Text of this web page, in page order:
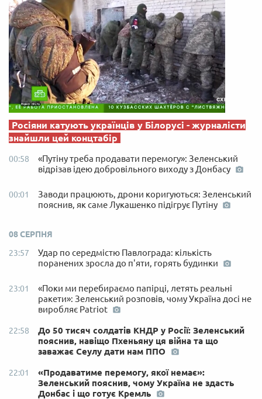
Росіяни катують українців у Білорусі - журналісти
знайшли цей концтабір
00:58
«Путіну треба продавати перемогу»: Зеленський
відрізав ідею добровільного виходу з Донбасу
00:01
Заводи працюють, дрони коригуються: Зеленський
пояснив, як саме Лукашенко підігрує Путіну
08 СЕРПНЯ
23:57
Удар по середмістю Павлограда: кількість
поранених зросла до п'яти, горять будинки
23:01
«Поки ми перебираємо папірці, летять реальні
ракети»: Зеленський розповів, чому Україна досі не
виробляє Patriot
22:58
До 50 тисяч солдатів КНДР у Росії: Зеленський
пояснив, навіщо Пхеньяну ця війна та що
заважає Сеулу дати нам ППО
22:01
«Продаватиме перемогу, якої немає»:
Зеленський пояснив, чому Україна не здасть
Донбас і що готує Кремль